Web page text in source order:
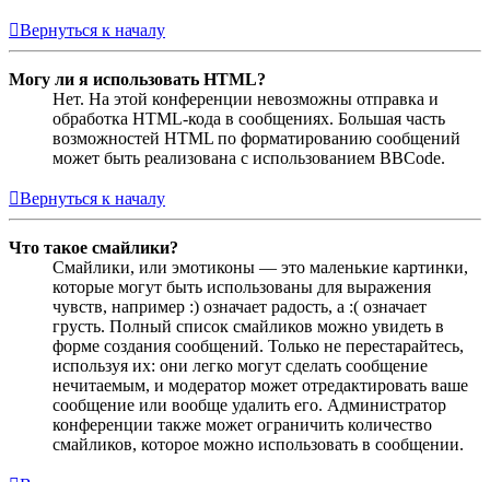
Вернуться к началу
Могу ли я использовать HTML?
Нет. На этой конференции невозможны отправка и
обработка HTML-кода в сообщениях. Большая часть
возможностей HTML по форматированию сообщений
может быть реализована с использованием BBCode.
Вернуться к началу
Что такое смайлики?
Смайлики, или эмотиконы — это маленькие картинки,
которые могут быть использованы для выражения
чувств, например :) означает радость, а :( означает
грусть. Полный список смайликов можно увидеть в
форме создания сообщений. Только не перестарайтесь,
используя их: они легко могут сделать сообщение
нечитаемым, и модератор может отредактировать ваше
сообщение или вообще удалить его. Администратор
конференции также может ограничить количество
смайликов, которое можно использовать в сообщении.